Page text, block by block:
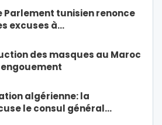
Parlement tunisien renonce
excuses à…
des masques au Maroc
algérienne: la
le consul général…